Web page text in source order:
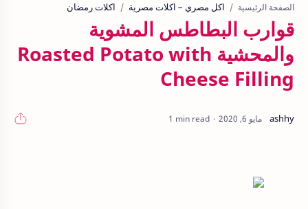
الصفحة الرئيسية اكل مصري – اكلات مصرية اكلات رمضان
قوارب البطاطس المشوية
والمحشية Roasted Potato with
Cheese Filling
1 min read